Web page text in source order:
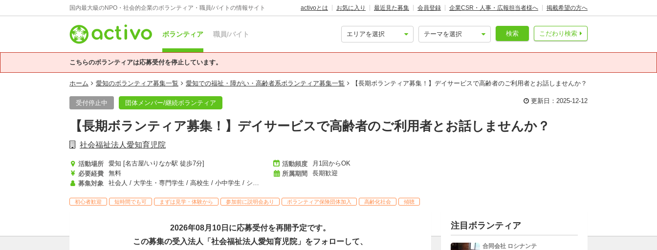
国内最大級のNPO・社会的企業のボランティア・職員/バイトの情報サイト activoとは お気に入り 最近見た募集 会員登録 企業CSR・人事・広報担当者様へ 掲載希望の方へ
ボランティア 職員/バイト こだわり検索
検索
こちらのボランティアは応募受付を停止しています。
ホーム 愛知のボランティア募集一覧 愛知での福祉・障がい・高齢者系ボランティア募集一覧 【長期ボランティア募集！】デイサービスで高齢者のご利用者とお話しませんか？
受付停止中 団体メンバー/継続ボランティア 更新日：2025-12-12
【長期ボランティア募集！】デイサービスで高齢者のご利用者とお話しませんか？
社会福祉法人愛知育児院
活動場所
愛知 [名古屋/いりなか駅 徒歩7分]
必要経費
無料
募集対象
社会人 / 大学生・専門学生 / 高校生 / 小中学生 / シニア
活動頻度
月1回からOK
所属期間
長期歓迎
初心者歓迎 短時間でも可 まずは見学・体験から 参加前に説明会あり ボランティア保険団体加入 高齢化社会 傾聴
2026年08月10日に応募受付を再開予定です。
この募集の受入法人「社会福祉法人愛知育児院」をフォローして、
注目ボランティア
合同会社 ロシナンテ